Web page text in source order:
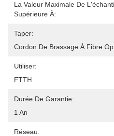
La Valeur Maximale De
Supérieure À:
Taper:
Cordon De Brassage À Fibre
Utiliser:
FTTH
Durée De Garantie:
1 An
Réseau: